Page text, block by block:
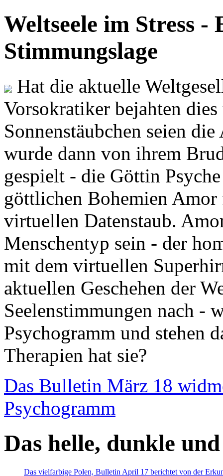
Weltseele im Stress -
Stimmungslage
Hat die aktuelle
Vorsokratiker bejahten
Sonnenstäubchen seien
wurde dann von ihrem
gespielt - die Göttin
göttlichen Bohemien
virtuellen Datenstaub.
Menschentyp sein - der
mit dem virtuellen
aktuellen Geschehen der
Seelenstimmungen nach -
Psychogramm und stehen
Therapien hat sie?
Das Bulletin März 18
Psychogramm
Das helle, dunkle
Das vielfarbige Polen, Bulletin April 17 berichtet von der